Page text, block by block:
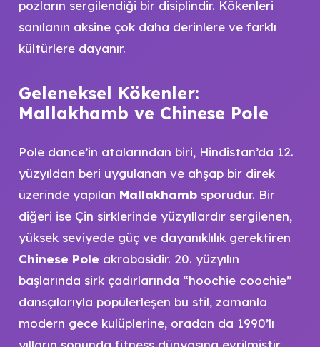
pozların sergilendiği bir disiplindir. Kökenleri
sanılanın aksine çok daha derinlere ve farklı
kültürlere dayanır.
Geleneksel Kökenler:
Mallakhamb ve Chinese Pole
Pole dance’in atalarından biri, Hindistan’da 12.
yüzyıldan beri uygulanan ve ahşap bir direk
üzerinde yapılan Mallakhambsporudur. Bir
diğeri ise Çin sirklerinde yüzyıllardır sergilenen,
yüksek seviyede güç ve dayanıklılık gerektiren
Chinese Pole akrobasidir. 20. yüzyılın
başlarında sirk çadırlarında “hoochie coochie”
dansçılarıyla popülerleşen bu stil, zamanla
modern gece kulüplerine, oradan da 1990’lı